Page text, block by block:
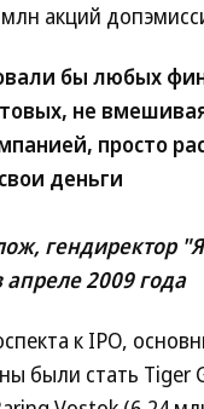
акций
бы любых
не
просто
деньги
гендиректор
2009 года
к IPO,
были стать Tiger